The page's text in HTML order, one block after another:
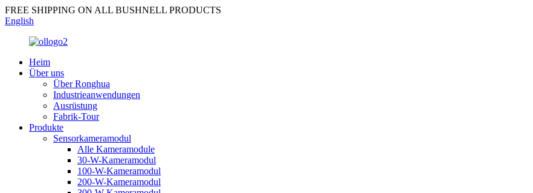
FREE SHIPPING ON ALL BUSHNELL PRODUCTS
English
Heim
Über uns
Über Ronghua
Industrieanwendungen
Ausrüstung
Fabrik-Tour
Produkte
Sensorkameramodul
Alle Kameramodule
30-W-Kameramodul
100-W-Kameramodul
200-W-Kameramodul